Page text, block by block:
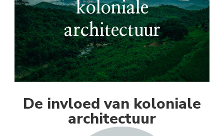
koloniale
architectuur
De invloed van koloniale
architectuur